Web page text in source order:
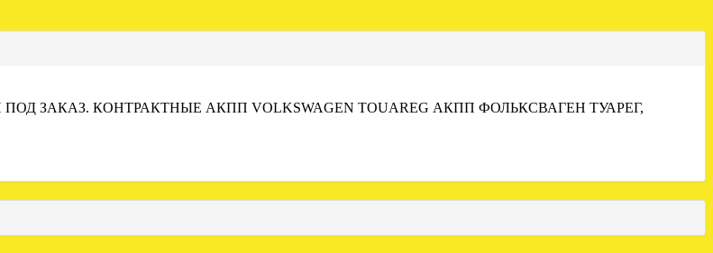
ЗАКАЗ. КОНТРАКТНЫЕ АКПП VOLKSWAGEN TOUAREG АКПП ФОЛЬКСВАГЕН ТУАРЕГ,